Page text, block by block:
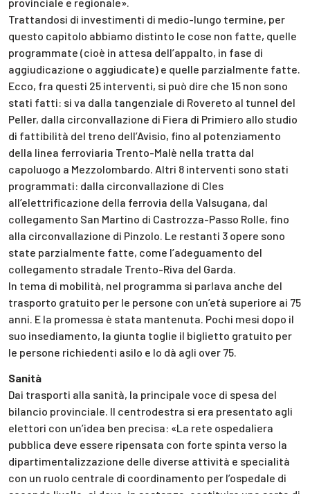
Trattandosi di investimenti di medio-lungo termine, per
questo capitolo abbiamo distinto le cose non fatte, quelle
programmate (cioè in attesa dell’appalto, in fase di
aggiudicazione o aggiudicate) e quelle parzialmente fatte.
Ecco, fra questi 25 interventi, si può dire che 15 non sono
stati fatti: si va dalla tangenziale di Rovereto al tunnel del
Peller, dalla circonvallazione di Fiera di Primiero allo studio
di fattibilità del treno dell’Avisio, fino al potenziamento
della linea ferroviaria Trento-Malè nella tratta dal
capoluogo a Mezzolombardo. Altri 8 interventi sono stati
programmati: dalla circonvallazione di Cles
all’elettrificazione della ferrovia della Valsugana, dal
collegamento San Martino di Castrozza-Passo Rolle, fino
alla circonvallazione di Pinzolo. Le restanti 3 opere sono
state parzialmente fatte, come l’adeguamento del
collegamento stradale Trento-Riva del Garda.
In tema di mobilità, nel programma si parlava anche del
trasporto gratuito per le persone con un’età superiore ai 75
anni. E la promessa è stata mantenuta. Pochi mesi dopo il
suo insediamento, la giunta toglie il biglietto gratuito per
le persone richiedenti asilo e lo dà agli over 75.
Sanità
Dai trasporti alla sanità, la principale voce di spesa del
bilancio provinciale. Il centrodestra si era presentato agli
elettori con un’idea ben precisa: «La rete ospedaliera
pubblica deve essere ripensata con forte spinta verso la
dipartimentalizzazione delle diverse attività e specialità
con un ruolo centrale di coordinamento per l’ospedale di